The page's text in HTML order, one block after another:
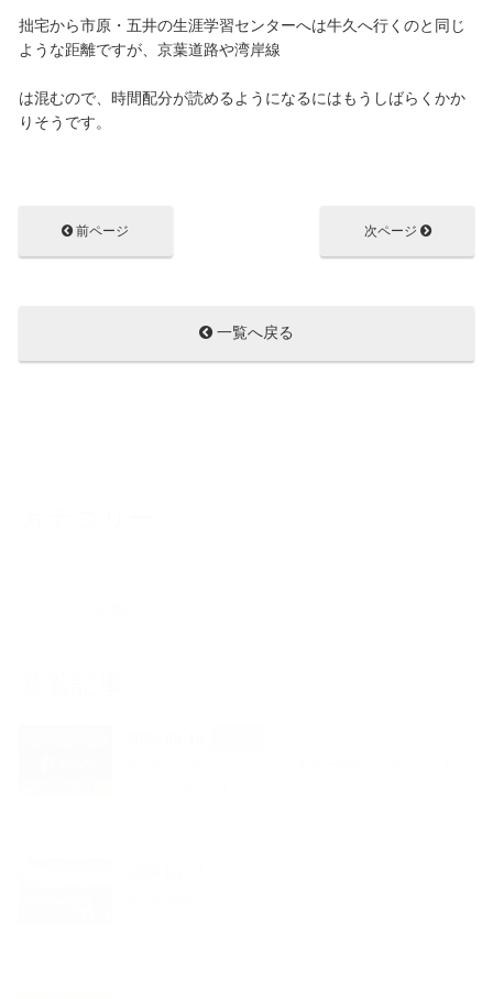
拙宅から市原・五井の生涯学習センターへは牛久へ行くのと同じ
ような距離ですが、京葉道路や湾岸線
は混むので、時間配分が読めるようになるにはもうしばらくかか
りそうです。
前ページ 次ページ
一覧へ戻る